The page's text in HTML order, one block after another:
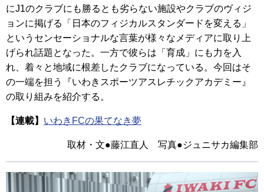
にJ1のクラブにも勝るとも劣らない施設やクラブのヴィジ
ョンに掲げる「日本のフィジカルスタンダードを変える」
というセンセーショナルな言葉が様々なメディアに取り上
げられ話題となった。一方で彼らは「育成」にも力を入
れ、着々と地域に根差したクラブになっている。今回はそ
の一端を担う『いわきスポーツアスレチックアカデミー』
の取り組みを紹介する。
【連載】 いわきFCの果てなき夢
取材・文●藤江直人 写真●ジュニサカ編集部